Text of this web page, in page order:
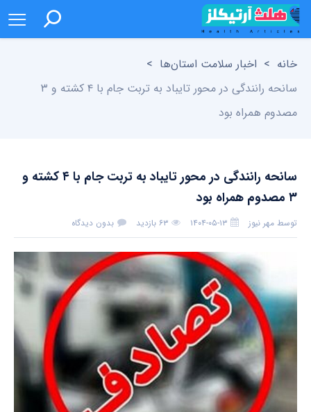
خانه > اخبار سلامت استان‌ها >
سانحه رانندگی در محور تایباد به تربت جام با ۴ کشته و ۳
مصدوم همراه بود
سانحه رانندگی در محور تایباد به تربت جام با ۴ کشته و
۳ مصدوم همراه بود
توسط مهر نیوز ۱۴۰۴-۰۵-۱۳ ۶۳ بازدید بدون دیدگاه